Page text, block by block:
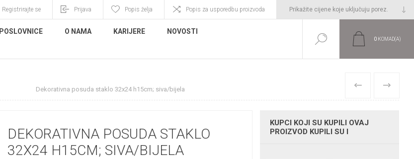
Registrirajte se Prijava Popis želja Popis za usporedbu proizvoda
POSLOVNICE O NAMA KARIJERE
NOVOSTI
0 KOMAD(A)
Dekorativna posuda staklo 32x24 h15cm; siva/bijela PRETHODNI
SLIJEDEĆI
DEKORATIVNA POSUDA STAKLO
32X24 H15CM; SIVA/BIJELA
KUPCI KOJI SU KUPILI OVAJ
PROIZVOD KUPILI SU I